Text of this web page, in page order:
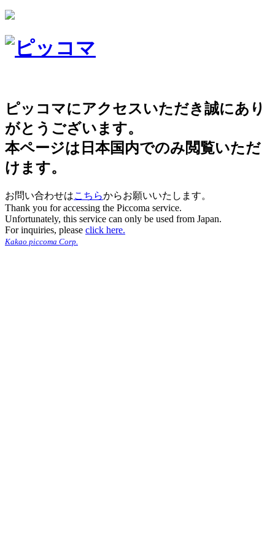
ピッコマにアクセスいただき誠にあり
がとうございます。
本ページは日本国内でのみ閲覧いただ
けます。
お問い合わせはこちらからお願いいたします。
Thank you for accessing the Piccoma service.
Unfortunately, this service can only be used from Japan.
For inquiries, please click here.
Kakao piccoma Corp.